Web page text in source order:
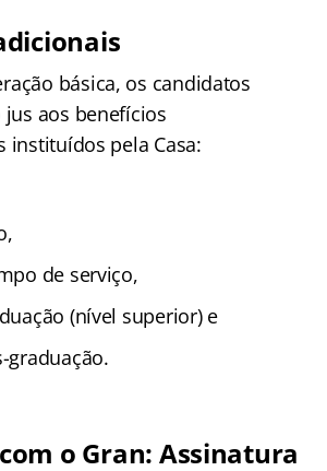
básica, os candidatos
aos benefícios
instituídos pela Casa:
de serviço,
(nível superior) e
graduação.
o Gran: Assinatura